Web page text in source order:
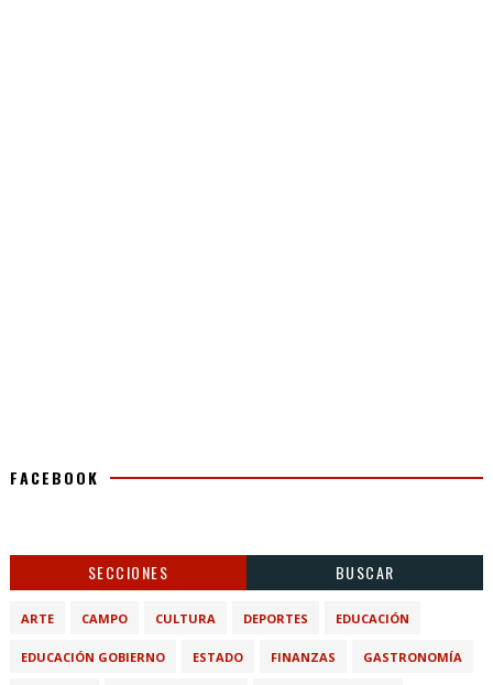
FACEBOOK
SECCIONES BUSCAR
ARTE CAMPO CULTURA DEPORTES EDUCACIÓN
EDUCACIÓN GOBIERNO ESTADO FINANZAS GASTRONOMÍA